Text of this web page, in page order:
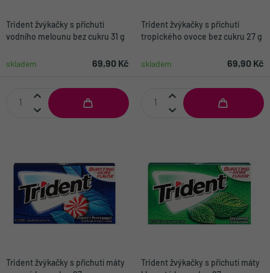
Trident žvýkačky s příchutí
vodního melounu bez cukru 31 g
skladem 69,90 Kč
Trident žvýkačky s příchutí
tropického ovoce bez cukru 27 g
skladem 69,90 Kč
Trident žvýkačky s příchutí máty
Trident žvýkačky s příchutí máty